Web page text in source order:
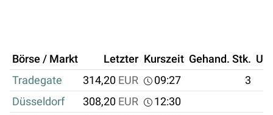
Börse / Markt Letzter Kurszeit Gehand. Stk.
Tradegate
314,20 EUR 09:27
3
Düsseldorf
308,20 EUR
12:30